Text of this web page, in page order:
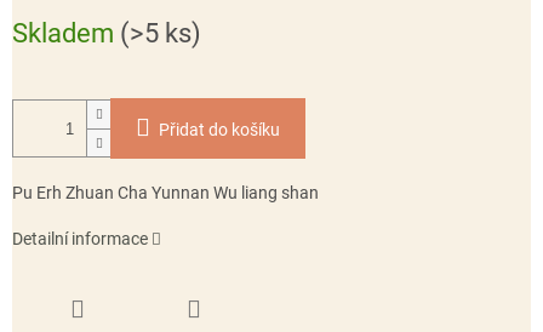
cena:
Skladem (>5 ks)
Přidat do košíku
Pu Erh Zhuan Cha Yunnan Wu liang shan
Detailní informace